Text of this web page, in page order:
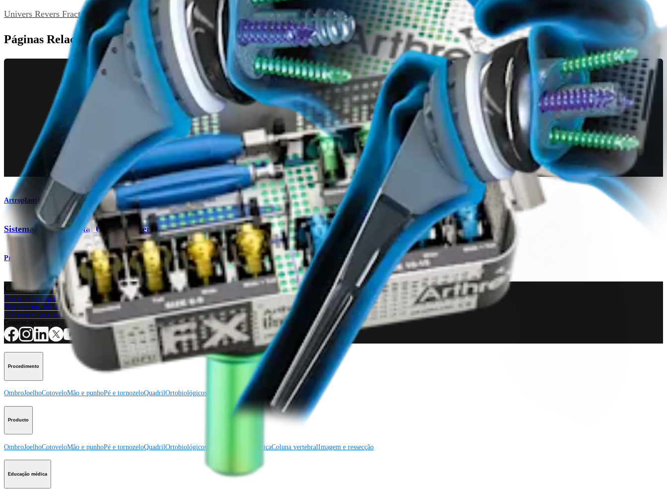
Univers Revers Fracture Adapter Instrument Set
Páginas Relacionadas
Artroplastia do ombro
Sistema de ombro total Univers Revers™
Produto
Como podemos ajudar?
Contacte um representante
Veja eventos, laboratórios e oportunidades educacionais
Inscreva-se para receber: O que há de novo na Arthrex?
Procedimento
OmbroJoelhoCotoveloMão e punhoPé e tornozeloQuadrilOrtobiológicos Cirurgia cardiotorácica Coluna vertebral
Producto
OmbroJoelhoCotoveloMão e punhoPé e tornozeloQuadrilOrtobiológicos Cirurgia cardiotorácicaColuna vertebralImagem e ressecção
Educação médica